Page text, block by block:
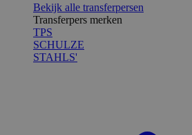
Bekijk alle transferpersen
Transferpers merken
TPS
SCHULZE
STAHLS'